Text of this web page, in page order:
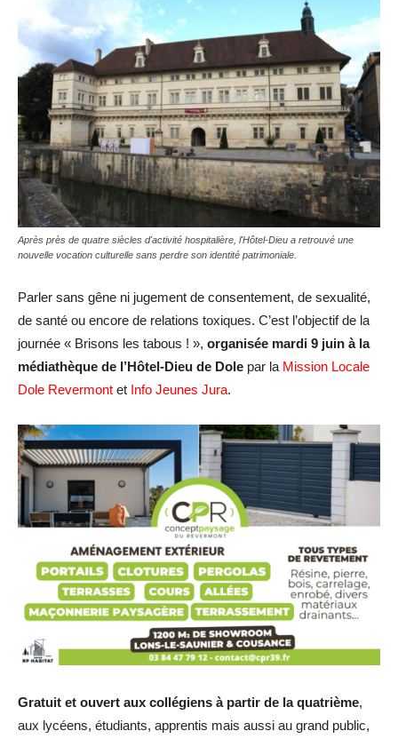
Après près de quatre siècles d'activité hospitalière, l'Hôtel-Dieu a retrouvé une
nouvelle vocation culturelle sans perdre son identité patrimoniale.
Parler sans gêne ni jugement de consentement, de sexualité,
de santé ou encore de relations toxiques. C’est l’objectif de la
journée « Brisons les tabous ! », organisée mardi 9 juin à la
médiathèque de l’Hôtel-Dieu de Dole par la Mission Locale
Dole Revermont et Info Jeunes Jura.
Gratuit et ouvert aux collégiens à partir de la quatrième,
aux lycéens, étudiants, apprentis mais aussi au grand public,